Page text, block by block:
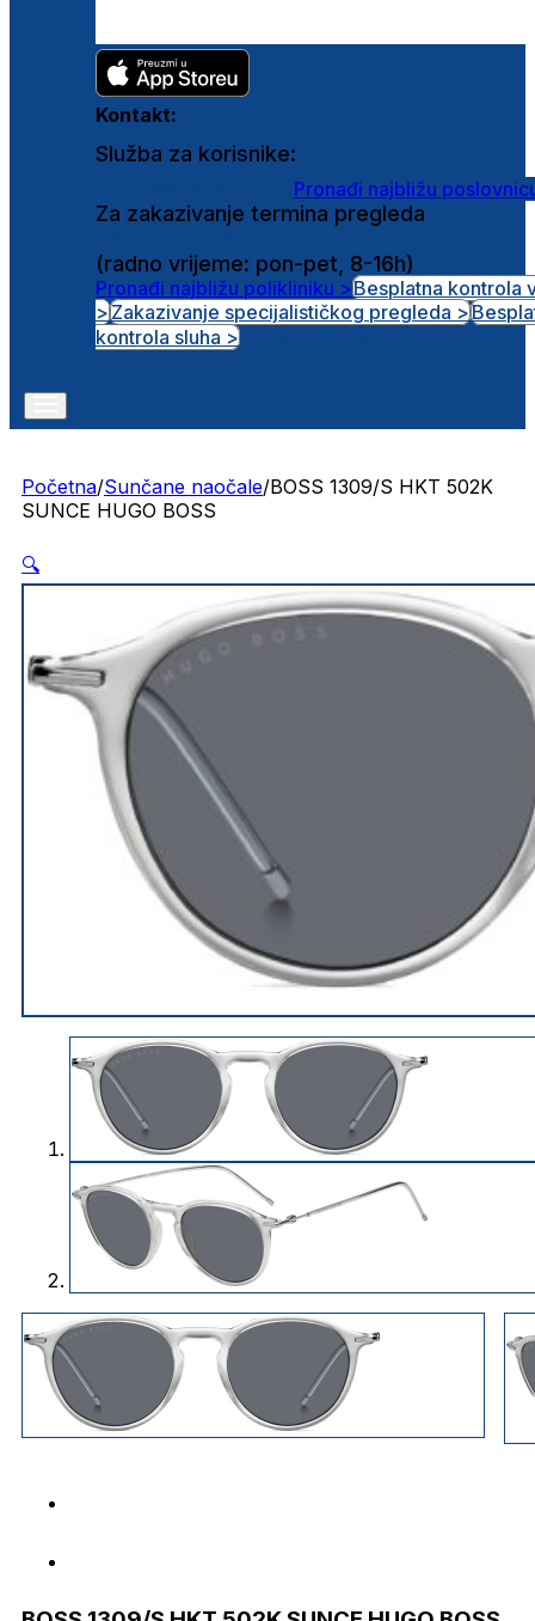
Kontakt:
Služba za korisnike:
Pronađi najbližu
Za zakazivanje termina pregleda
(radno vrijeme: pon-pet, 8-16h)
Pronađi najbližu polikliniku >Besplatna kontrola
>Zakazivanje specijalističkog pregleda >
kontrola sluha >
Početna/Sunčane naočale/BOSS 1309/S HKT 502K
SUNCE HUGO BOSS
🔍